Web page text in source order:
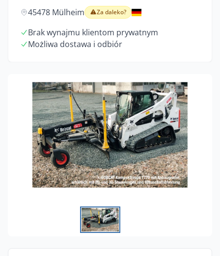
45478 Mülheim Za daleko?
Brak wynajmu klientom prywatnym
Możliwa dostawa i odbiór